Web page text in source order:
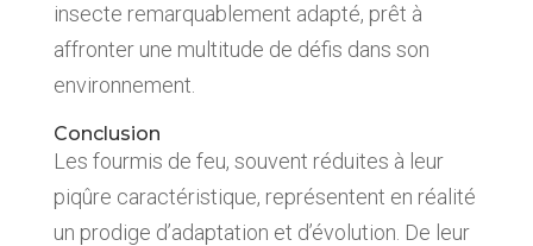
insecte remarquablement adapté, prêt à
affronter une multitude de défis dans son
environnement.
Conclusion
Les fourmis de feu, souvent réduites à leur
piqûre caractéristique, représentent en réalité
un prodige d’adaptation et d’évolution. De leur